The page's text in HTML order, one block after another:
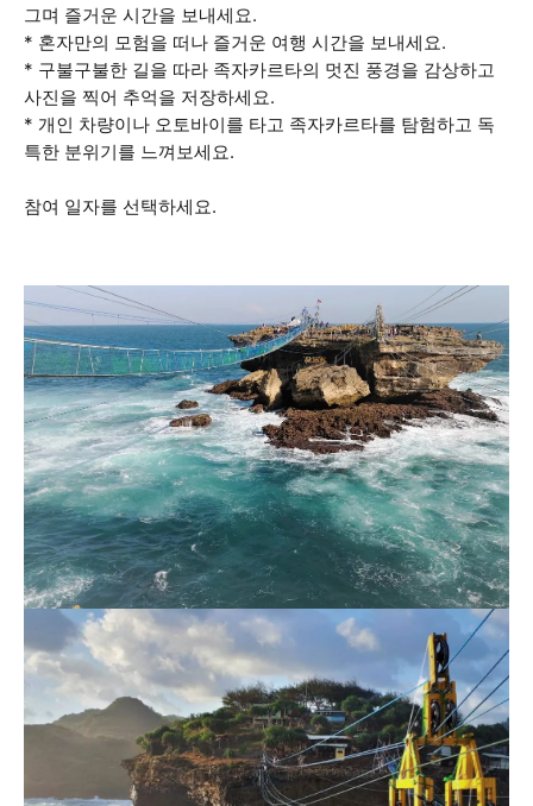
그며 즐거운 시간을 보내세요.
* 혼자만의 모험을 떠나 즐거운 여행 시간을 보내세요.
* 구불구불한 길을 따라 족자카르타의 멋진 풍경을 감상하고
사진을 찍어 추억을 저장하세요.
* 개인 차량이나 오토바이를 타고 족자카르타를 탐험하고 독
특한 분위기를 느껴보세요.
참여 일자를 선택하세요.